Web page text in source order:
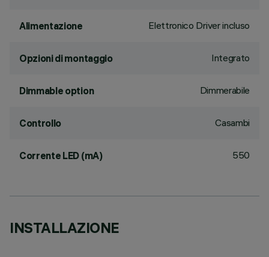
Alimentazione Elettronico Driver incluso
Opzioni di montaggio Integrato
Dimmable option Dimmerabile
Controllo Casambi
Corrente LED (mA) 550
INSTALLAZIONE